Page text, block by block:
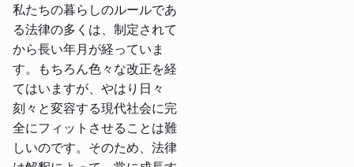
私たちの暮らしのルールであ
る法律の多くは、制定されて
から長い年月が経っていま
す。もちろん色々な改正を経
てはいますが、やはり日々
刻々と変容する現代社会に完
全にフィットさせることは難
しいのです。そのため、法律